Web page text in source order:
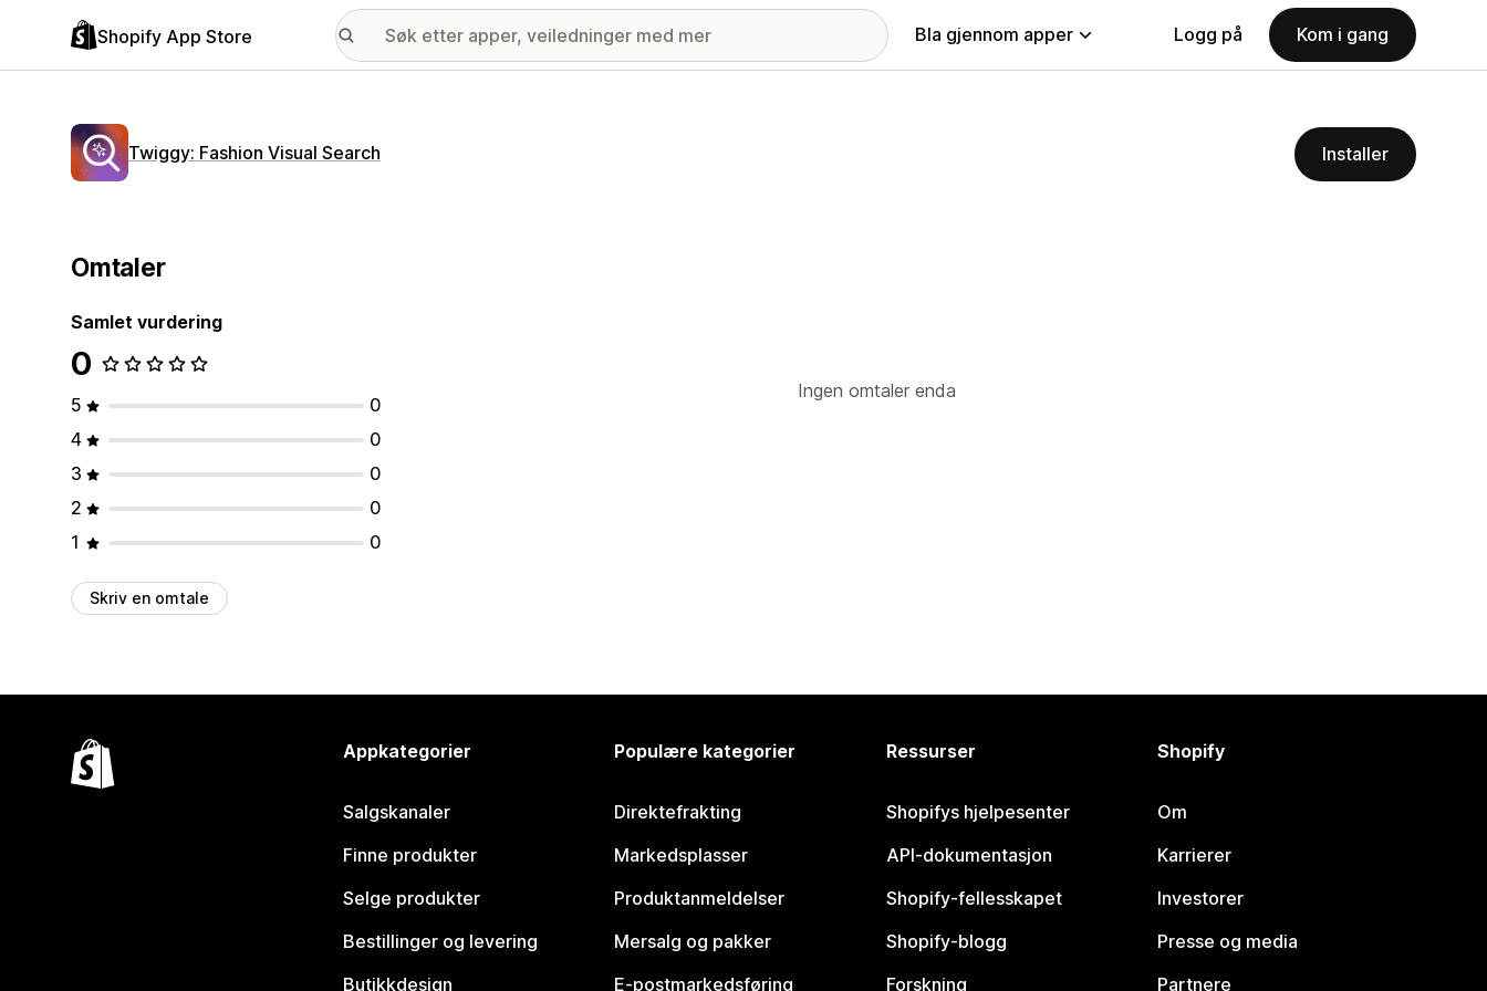
Shopify App Store Bla gjennom apper Logg på Kom i gang
Twiggy: Fashion Visual Search Installer
Omtaler
Samlet vurdering
0
5
0
4
0
3
0
2
0
1
0
Skriv en omtale
Ingen omtaler enda
Appkategorier
Salgskanaler
Finne produkter
Selge produkter
Bestillinger og levering
Butikkdesign
Populære kategorier
Direktefrakting
Markedsplasser
Produktanmeldelser
Mersalg og pakker
E-postmarkedsføring
Ressurser
Shopifys hjelpesenter
API-dokumentasjon
Shopify-fellesskapet
Shopify-blogg
Forskning
Shopify
Om
Karrierer
Investorer
Presse og media
Partnere